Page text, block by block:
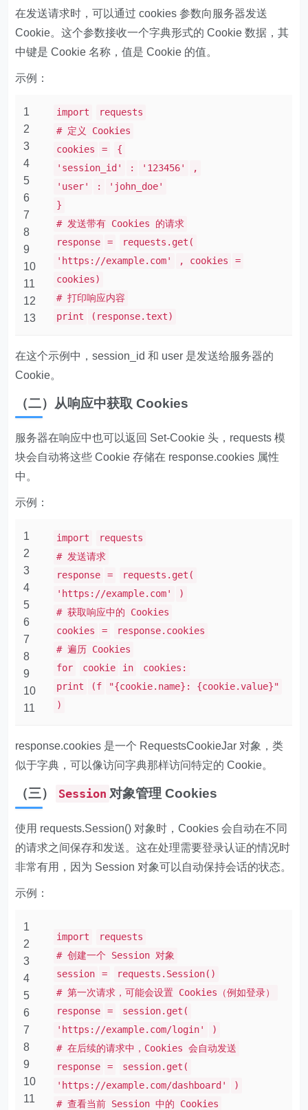
在发送请求时，可以通过 cookies 参数向服务器发送
Cookie。这个参数接收一个字典形式的 Cookie 数据，其
中键是 Cookie 名称，值是 Cookie 的值。
示例：
1
2
3
4
5
6
7
8
9
10
11
12
13
import
requests
# 定义 Cookies
cookies
=
{
'session_id'
: '123456'
,
'user'
:
'john_doe'
}
# 发送带有 Cookies 的请求
response
=
requests.get(
'https://example.com'
, cookies
=
cookies)
# 打印响应内容
print
(response.text)
在这个示例中，session_id 和 user 是发送给服务器的
Cookie。
（二）从响应中获取 Cookies
服务器在响应中也可以返回 Set-Cookie 头，requests 模
块会自动将这些 Cookie 存储在 response.cookies 属性
中。
示例：
1
2
3
4
5
6
7
8
9
10
11
import
requests
# 发送请求
response
=
requests.get(
'https://example.com'
)
# 获取响应中的 Cookies
cookies
=
response.cookies
# 遍历 Cookies
for
cookie in
cookies:
print
(f
"{cookie.name}: {cookie.value}"
)
response.cookies 是一个 RequestsCookieJar 对象，类
似于字典，可以像访问字典那样访问特定的 Cookie。
（三） Session 对象管理 Cookies
使用 requests.Session() 对象时，Cookies 会自动在不同
的请求之间保存和发送。这在处理需要登录认证的情况时
非常有用，因为 Session 对象可以自动保持会话的状态。
示例：
1
2
3
4
5
6
7
8
9
10
11
import
requests
# 创建一个 Session 对象
session
=
requests.Session()
# 第一次请求，可能会设置 Cookies（例如登录）
response
=
session.get(
'https://example.com/login'
)
# 在后续的请求中，Cookies 会自动发送
response
=
session.get(
'https://example.com/dashboard'
)
# 查看当前 Session 中的 Cookies